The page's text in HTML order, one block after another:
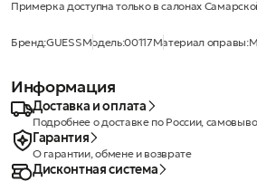
Примерка доступна только в салонах
Бренд:GUESSМодель:00117Материал оправы:
Информация
Доставка и оплата
Подробнее о доставке по России,
Гарантия
О гарантии, обмене и возврате
Дисконтная система